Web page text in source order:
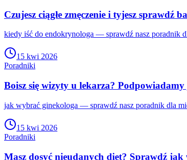
Czujesz ciągłe zmęczenie i tyjesz sprawdź
kiedy iść do endokrynologa — sprawdź nasz poradnik
15 kwi 2026
Poradniki
Boisz się wizyty u lekarza? Podpowiadamy
jak wybrać ginekologa — sprawdź nasz poradnik dla
15 kwi 2026
Poradniki
Masz dosyć nieudanych diet? Sprawdź